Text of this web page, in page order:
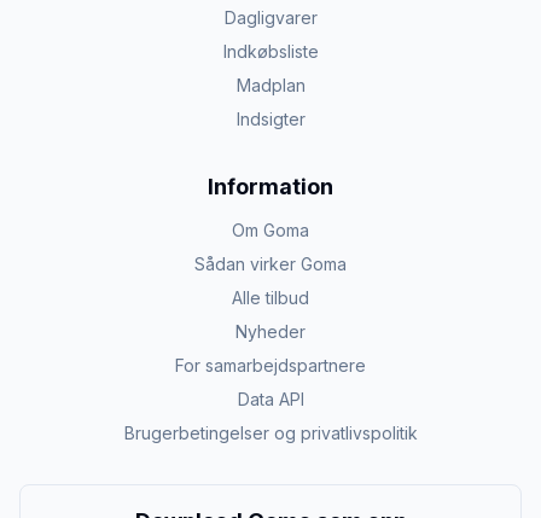
Dagligvarer
Indkøbsliste
Madplan
Indsigter
Information
Om Goma
Sådan virker Goma
Alle tilbud
Nyheder
For samarbejdspartnere
Data API
Brugerbetingelser og privatlivspolitik